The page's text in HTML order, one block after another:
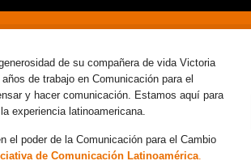
de su compañera de vida Victoria
de trabajo en Comunicación para el
y hacer comunicación. Estamos aquí para
experiencia latinoamericana.
el poder de la Comunicación para el Cambio
de Comunicación Latinoamérica.